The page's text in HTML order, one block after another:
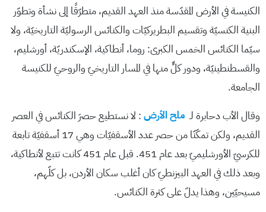
الكنيسة في الأرض المقدّسة منذ العهد القديم، متطرّقًا إلى نشأة وتطوّر
البنية الكنسيّة وتقسيم البطريركيّات والكنائس الرسوليّة التاريخيّة، ولا
سيّما الكنائس الخمس الكبرى: روما، أنطاكية، الإسكندريّة، أورشليم،
والقسطنطينيّة، ودور كلٍّ منها في المسار التاريخيّ والروحيّ للكنيسة
الجامعة.
وقال الأب دحابرة لـ ملح الأرض : لا نستطيع حصرَ الكنائس في العصر
القديم، ولكن تمكّنّا من حصر عدد الأسقفيّات وهي 17 أسقفيّة تابعة
للكرسيّ الأورشليميّ بعد عام 451. قبل عام 451 كانت تتبع لأنطاكية،
وبعد ذلك في العهد البيزنطيّ كان أغلب سكان الأردن، بل كلّهم،
مسيحيّين، وهذا يدلّ على كثرة الكنائس.